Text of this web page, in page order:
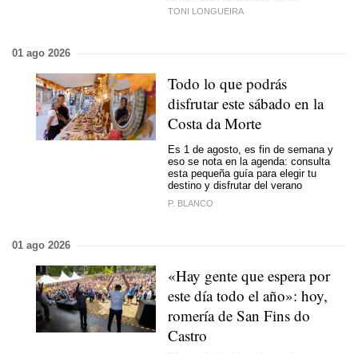
TONI LONGUEIRA
01 ago 2026
Todo lo que podrás
disfrutar este sábado en la
Costa da Morte
Es 1 de agosto, es fin de semana y
eso se nota en la agenda: consulta
esta pequeña guía para elegir tu
destino y disfrutar del verano
P. BLANCO
01 ago 2026
«Hay gente que espera por
este día todo el año»: hoy,
romería de San Fins do
Castro